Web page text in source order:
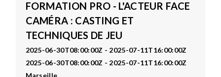
FORMATION PRO - L'ACTEUR FACE
CAMÉRA : CASTING ET
TECHNIQUES DE JEU
2025-06-30T08:00:00Z - 2025-07-11T16:00:00Z
2025-06-30T08:00:00Z - 2025-07-11T16:00:00Z
Marseille